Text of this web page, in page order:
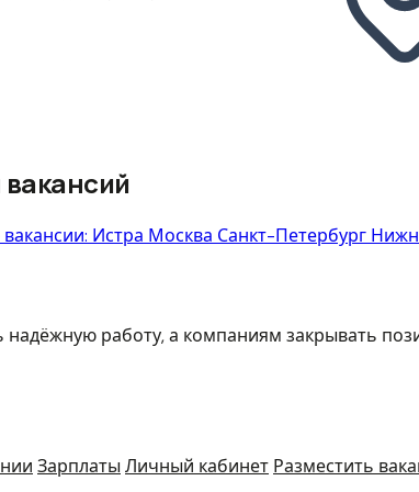
вакансии: Истра Москва Санкт-Петербург
работу, а компаниям закрывать
Зарплаты Личный кабинет Разместить